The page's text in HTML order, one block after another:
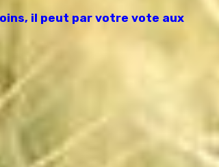
il peut par votre vote aux